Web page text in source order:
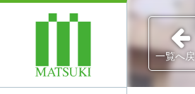
一覧へ